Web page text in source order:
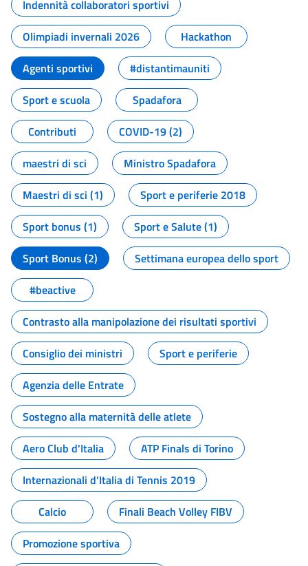
Indennità collaboratori sportivi
Olimpiadi invernali 2026
Hackathon
Agenti sportivi
#distantimauniti
Sport e scuola
Spadafora
Contributi
COVID-19 (2)
maestri di sci
Ministro Spadafora
Maestri di sci (1)
Sport e periferie 2018
Sport bonus (1)
Sport e Salute (1)
Sport Bonus (2)
Settimana europea dello sport
#beactive
Contrasto alla manipolazione dei risultati sportivi
Consiglio dei ministri
Sport e periferie
Agenzia delle Entrate
Sostegno alla maternità delle atlete
Aero Club d'Italia
ATP Finals di Torino
Internazionali d'Italia di Tennis 2019
Calcio
Finali Beach Volley FIBV
Promozione sportiva